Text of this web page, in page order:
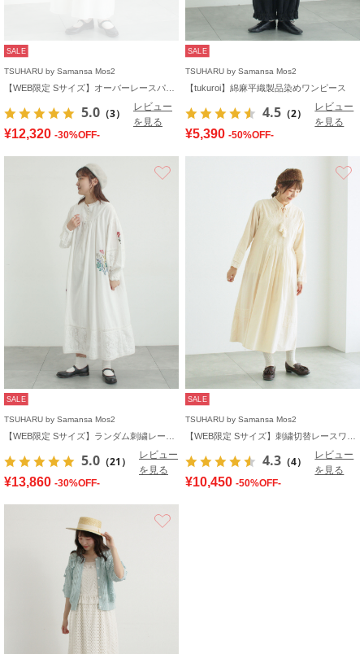
SALE
TSUHARU by Samansa Mos2
5.0 （3）
レビュー
を見る
¥12,320 -30%OFF-
SALE
TSUHARU by Samansa Mos2
【tukuroi】綿麻平織製品染めワンピース
4.5 （2）
レビュー
を見る
¥5,390 -50%OFF-
SALE
TSUHARU by Samansa Mos2
5.0 （21）
レビュー
を見る
¥13,860 -30%OFF-
SALE
TSUHARU by Samansa Mos2
4.3 （4）
レビュー
を見る
¥10,450 -50%OFF-